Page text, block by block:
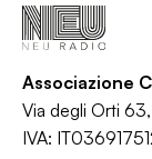
Associazione
Via degli Orti
IVA: